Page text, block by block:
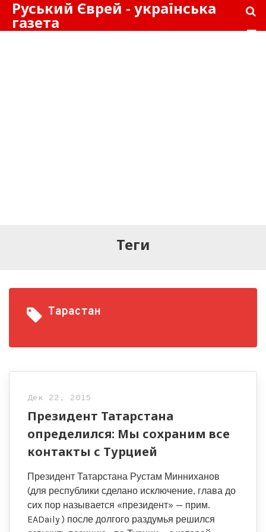
Руський Єврей - українська
газета
Теги
Тарастан
Дек 22, 2015
Президент Татарстана
определился: Мы сохраним все
контакты с Турцией
Президент Татарстана Рустам Минниханов
(для республики сделано исключение, глава до
сих пор называется «президент» — прим.
EADaily ) после долгого раздумья решился